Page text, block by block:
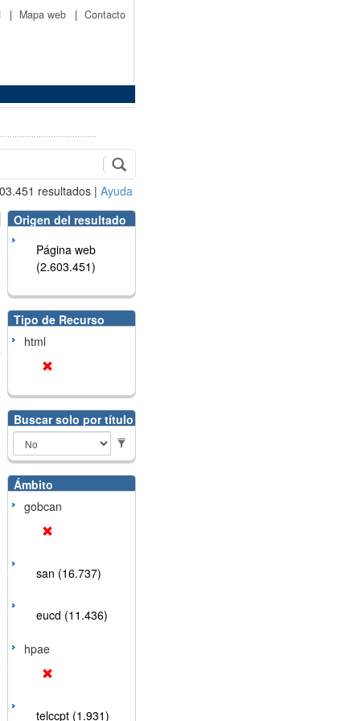
| Mapa web | Contacto
resultados | Ayuda
Origen del resultado
Página web
(2.603.451)
Tipo de Recurso
html
Buscar solo por título
Ámbito
gobcan
san (16.737)
eucd (11.436)
hpae
telccpt (1.931)